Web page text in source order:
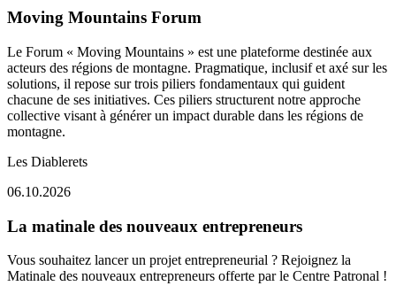
Moving Mountains Forum
Le Forum « Moving Mountains » est une plateforme destinée aux
acteurs des régions de montagne. Pragmatique, inclusif et axé sur les
solutions, il repose sur trois piliers fondamentaux qui guident
chacune de ses initiatives. Ces piliers structurent notre approche
collective visant à générer un impact durable dans les régions de
montagne.
Les Diablerets
06.10.2026
La matinale des nouveaux entrepreneurs
Vous souhaitez lancer un projet entrepreneurial ? Rejoignez la
Matinale des nouveaux entrepreneurs offerte par le Centre Patronal !